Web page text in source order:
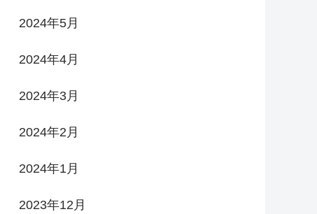
2024年5月
2024年4月
2024年3月
2024年2月
2024年1月
2023年12月